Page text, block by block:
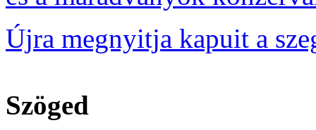
Újra megnyitja kapuit a
Szöged